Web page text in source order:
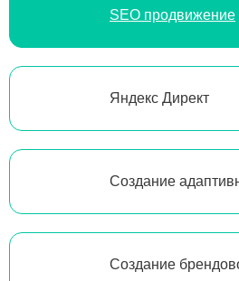
SEO продвижение
Яндекс Директ
Создание
Создание